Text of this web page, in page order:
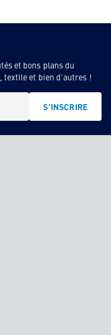
et bons plans du
textile et bien d'autres !
S'INSCRIRE